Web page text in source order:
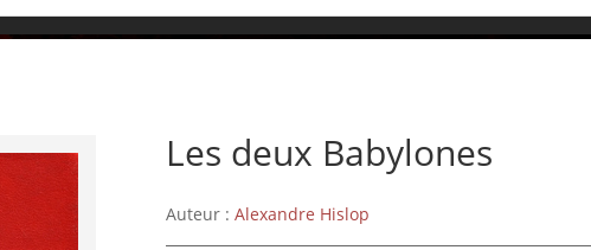
Les deux Babylones
Auteur :Alexandre Hislop